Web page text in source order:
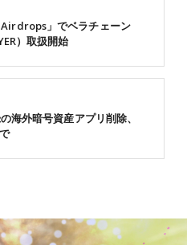
海外暗号資産アプリ削除、
」でベラチェーン
）取扱開始